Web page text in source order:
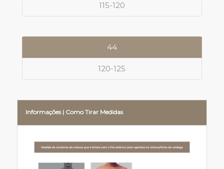
115-120
44
120-125
Informações | Como Tirar Medidas